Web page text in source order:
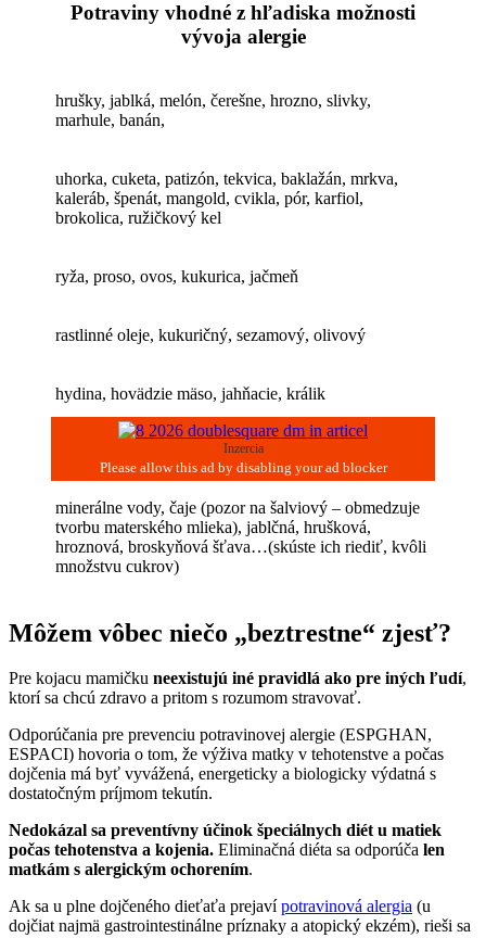
Potraviny vhodné z hľadiska možnosti
vývoja alergie
hrušky, jablká, melón, čerešne, hrozno, slivky,
marhule, banán,
uhorka, cuketa, patizón, tekvica, baklažán, mrkva,
kaleráb, špenát, mangold, cvikla, pór, karfiol,
brokolica, ružičkový kel
ryža, proso, ovos, kukurica, jačmeň
rastlinné oleje, kukuričný, sezamový, olivový
hydina, hovädzie mäso, jahňacie, králik
Inzercia
minerálne vody, čaje (pozor na šalviový – obmedzuje
tvorbu materského mlieka), jablčná, hrušková,
hroznová, broskyňová šťava…(skúste ich riediť, kvôli
množstvu cukrov)
Môžem vôbec niečo „beztrestne“ zjesť?
Pre kojacu mamičku neexistujú iné pravidlá ako pre iných ľudí,
ktorí sa chcú zdravo a pritom s rozumom stravovať.
Odporúčania pre prevenciu potravinovej alergie (ESPGHAN,
ESPACI) hovoria o tom, že výživa matky v tehotenstve a počas
dojčenia má byť vyvážená, energeticky a biologicky výdatná s
dostatočným príjmom tekutín.
Nedokázal sa preventívny účinok špeciálnych diét u matiek
počas tehotenstva a kojenia. Eliminačná diéta sa odporúča len
matkám s alergickým ochorením.
Ak sa u plne dojčeného dieťaťa prejavípotravinová alergia (u
dojčiat najmä gastrointestinálne príznaky a atopický ekzém), rieši sa